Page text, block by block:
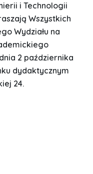
i Technologii
Wszystkich
Wydziału na
2 października
dydaktycznym
24.